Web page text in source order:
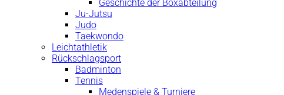
Geschichte der Boxabteilung
Ju-Jutsu
Judo
Taekwondo
Leichtathletik
Rückschlagsport
Badminton
Tennis
Medenspiele & Turniere